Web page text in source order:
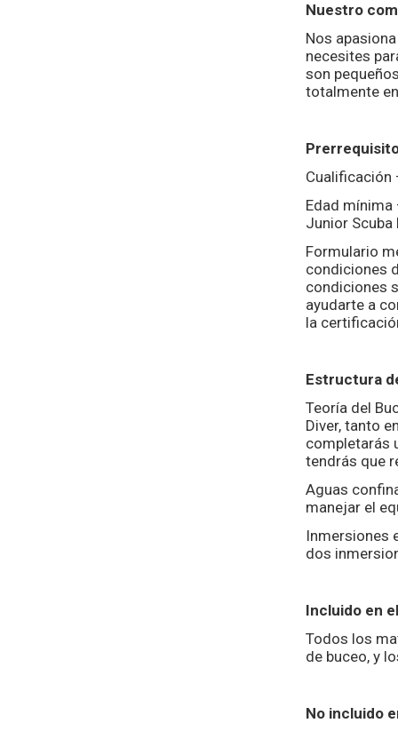
Nuestro
Nos
necesites
son
totalmente
Cualificación
Edad
Junior Scuba
Formulario
condiciones
condiciones
ayudarte a
la
Estructura
Teoría del
Diver, tanto
completarás
tendrás que
Aguas
manejar el
Inmersiones
dos
Incluido en
Todos los
de buceo, y
No incluido